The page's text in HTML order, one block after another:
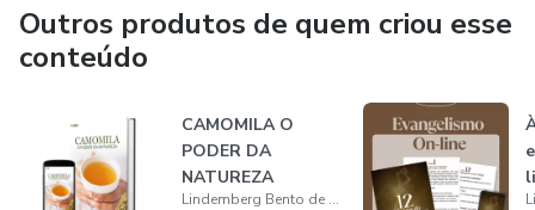
Outros produtos de quem criou esse
conteúdo
CAMOMILA O
PODER DA
NATUREZA
Lindemberg Bento de Menezes